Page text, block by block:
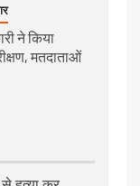
ने किया
मतदाताओं